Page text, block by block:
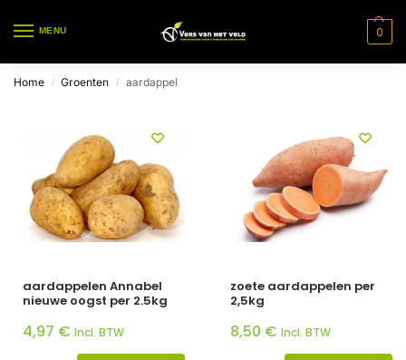
MENU 0
Home / Groenten / aardappel
aardappelen Annabel
nieuwe oogst per 2.5kg
4,97 € Incl. BTW
zoete aardappelen per
2,5kg
8,50 € Incl. BTW